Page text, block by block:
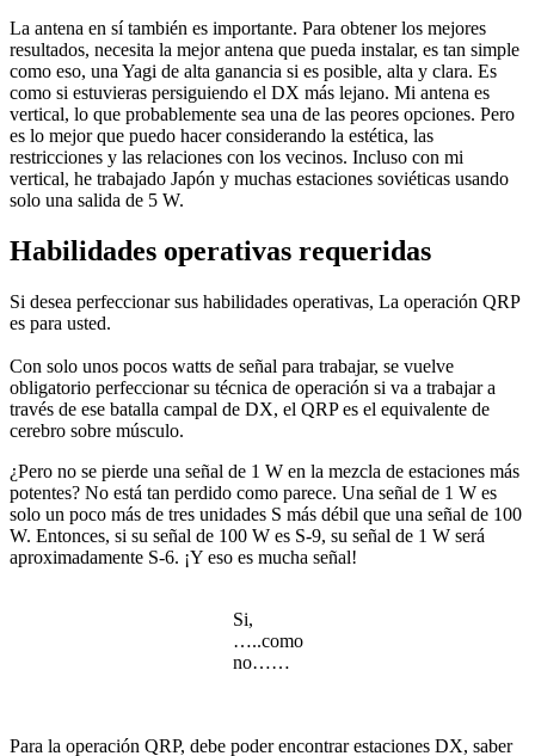
La antena en sí también es importante. Para obtener los mejores
resultados, necesita la mejor antena que pueda instalar, es tan simple
como eso, una Yagi de alta ganancia si es posible, alta y clara. Es
como si estuvieras persiguiendo el DX más lejano. Mi antena es
vertical, lo que probablemente sea una de las peores opciones. Pero
es lo mejor que puedo hacer considerando la estética, las
restricciones y las relaciones con los vecinos. Incluso con mi
vertical, he trabajado Japón y muchas estaciones soviéticas usando
solo una salida de 5 W.
Habilidades operativas requeridas
Si desea perfeccionar sus habilidades operativas, La operación QRP
es para usted.
Con solo unos pocos watts de señal para trabajar, se vuelve
obligatorio perfeccionar su técnica de operación si va a trabajar a
través de ese batalla campal de DX, el QRP es el equivalente de
cerebro sobre músculo.
¿Pero no se pierde una señal de 1 W en la mezcla de estaciones más
potentes? No está tan perdido como parece. Una señal de 1 W es
solo un poco más de tres unidades S más débil que una señal de 100
W. Entonces, si su señal de 100 W es S-9, su señal de 1 W será
aproximadamente S-6. ¡Y eso es mucha señal!
Si,
…..como
no……
Para la operación QRP, debe poder encontrar estaciones DX, saber